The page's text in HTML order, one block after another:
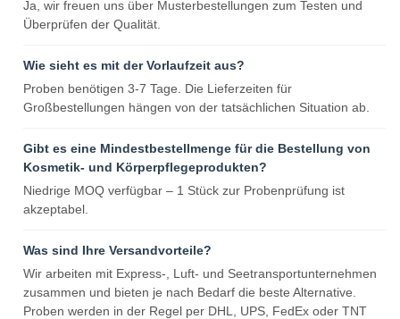
Ja, wir freuen uns über Musterbestellungen zum Testen und
Überprüfen der Qualität.
Wie sieht es mit der Vorlaufzeit aus?
Proben benötigen 3-7 Tage. Die Lieferzeiten für
Großbestellungen hängen von der tatsächlichen Situation ab.
Gibt es eine Mindestbestellmenge für die Bestellung von
Kosmetik- und Körperpflegeprodukten?
Niedrige MOQ verfügbar – 1 Stück zur Probenprüfung ist
akzeptabel.
Was sind Ihre Versandvorteile?
Wir arbeiten mit Express-, Luft- und Seetransportunternehmen
zusammen und bieten je nach Bedarf die beste Alternative.
Proben werden in der Regel per DHL, UPS, FedEx oder TNT